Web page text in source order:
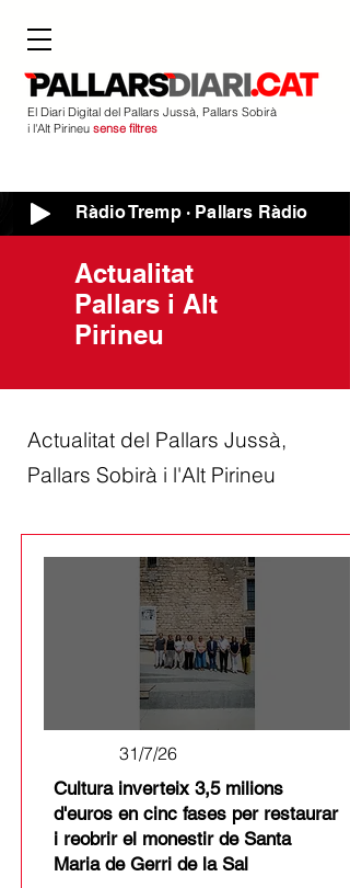
Ràdio Tremp · Pallars Ràdio
El Diari Digital del Pallars Jussà, Pallars Sobirà
i l'Alt Pirineu sense filtres
Actualitat
Pallars i Alt
Pirineu
Actualitat del Pallars Jussà,
Pallars Sobirà i l'Alt Pirineu
31/7/26
Cultura inverteix 3,5 milions
d'euros en cinc fases per restaurar
i reobrir el monestir de Santa
Maria de Gerri de la Sal